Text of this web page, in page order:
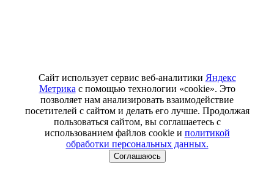
Сайт использует сервис веб-аналитики Яндекс
Метрика с помощью технологии «cookie». Это
позволяет нам анализировать взаимодействие
посетителей с сайтом и делать его лучше. Продолжая
пользоваться сайтом, вы соглашаетесь с
использованием файлов cookie и политикой
обработки персональных данных.
Соглашаюсь